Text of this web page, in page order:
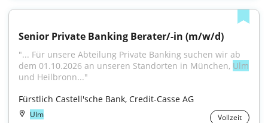
Senior Private Banking Berater/-in (m/w/d)
"...​ Für unsere Abteilung Private Banking suchen wir ab
dem 01.10.2026 an unseren Standorten in München, Ulm
und Heilbronn..."
Fürstlich Castell'sche Bank, Credit-Casse AG
Ulm Vollzeit